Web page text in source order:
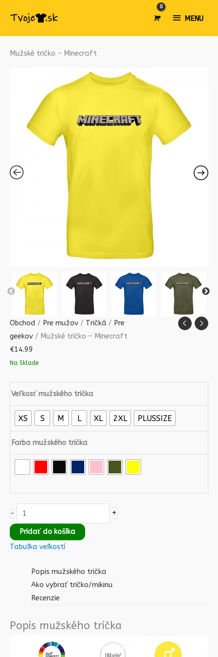
MENU
MENU
Mužské tričko - Minecraft
Obchod / Pre mužov / Tričká / Pre
geekov / Mužské tričko – Minecraft
€14.99
Na Sklade
Veľkosť mužského trička
XS S M L XL 2XL PLUSSIZE
Farba mužského trička
-
množstvo
Minecraft
+
Pridať do košíka
Tabuľka veľkostí
Popis mužského trička
Ako vybrať tričko/mikinu
Recenzie
Popis mužského trička